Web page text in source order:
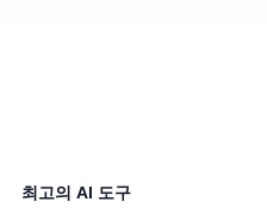
최고의 AI 도구